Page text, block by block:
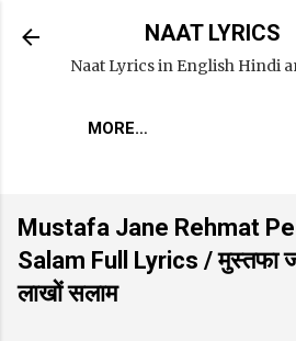
Skip to main
NAAT LYRICS
Naat Lyrics in English Hindi
MORE…
Mustafa Jane Rehmat
Salam Full Lyrics / मुस्तफा
लाखों सलाम